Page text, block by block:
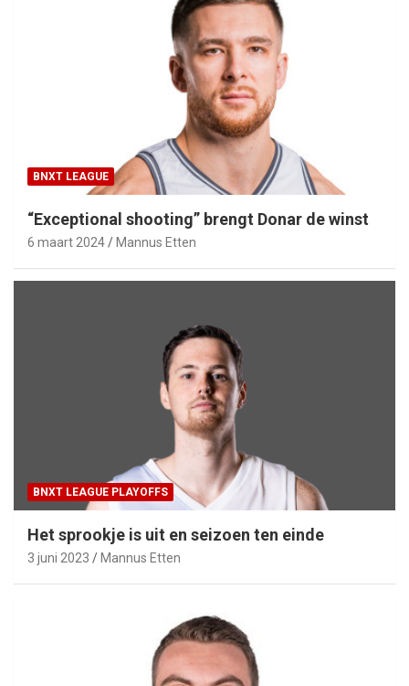
BNXT LEAGUE
“Exceptional shooting” brengt Donar de winst
6 maart 2024 Mannus Etten
BNXT LEAGUE PLAYOFFS
Het sprookje is uit en seizoen ten einde
3 juni 2023 Mannus Etten